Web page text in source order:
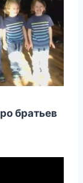
братьев